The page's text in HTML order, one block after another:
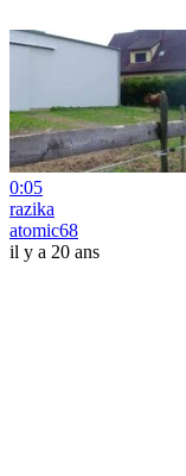
0:05
razika
atomic68
il y a 20 ans